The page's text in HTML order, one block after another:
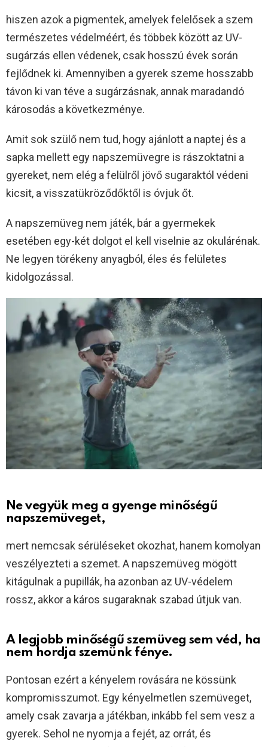
hiszen azok a pigmentek, amelyek felelősek a szem
természetes védelméért, és többek között az UV-
sugárzás ellen védenek, csak hosszú évek során
fejlődnek ki. Amennyiben a gyerek szeme hosszabb
távon ki van téve a sugárzásnak, annak maradandó
károsodás a következménye.
Amit sok szülő nem tud, hogy ajánlott a naptej és a
sapka mellett egy napszemüvegre is rászoktatni a
gyereket, nem elég a felülről jövő sugaraktól védeni
kicsit, a visszatükröződőktől is óvjuk őt.
A napszemüveg nem játék, bár a gyermekek
esetében egy-két dolgot el kell viselnie az okulárénak.
Ne legyen törékeny anyagból, éles és felületes
kidolgozással.
Ne vegyük meg a gyenge minőségű
napszemüveget,
mert nemcsak sérüléseket okozhat, hanem komolyan
veszélyezteti a szemet. A napszemüveg mögött
kitágulnak a pupillák, ha azonban az UV-védelem
rossz, akkor a káros sugaraknak szabad útjuk van.
A legjobb minőségű szemüveg sem véd, ha
nem hordja szemünk fénye.
Pontosan ezért a kényelem rovására ne kössünk
kompromisszumot. Egy kényelmetlen szemüveget,
amely csak zavarja a játékban, inkább fel sem vesz a
gyerek. Sehol ne nyomja a fejét, az orrát, és